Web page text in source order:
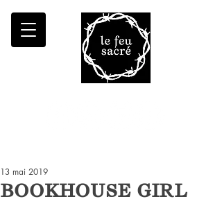
BOOKHOUSE GIRL
13 mai 2019